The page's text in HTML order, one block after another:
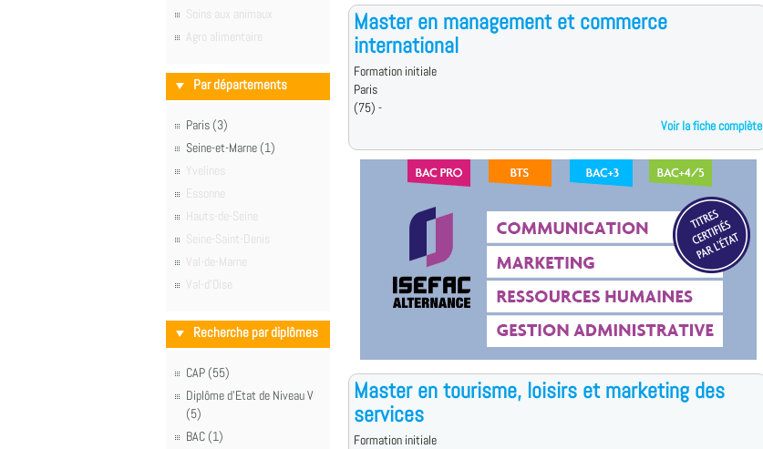
Soins aux animaux
Agro alimentaire
Par départements
Paris (3)
Seine-et-Marne (1)
Yvelines
Essonne
Hauts-de-Seine
Seine-Saint-Denis
Val-de-Marne
Val-d'Oise
Recherche par diplômes
CAP (55)
Diplôme d'Etat de Niveau V
(5)
BAC (1)
Master en management et commerce
international
Formation initiale
Paris
(75) -
Voir la fiche complète
Master en tourisme, loisirs et marketing des
services
Formation initiale